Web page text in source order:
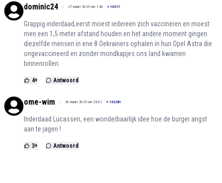
dominic24 27 maart 2025 om 1:48 + 10217
Grappig inderdaad,eerst moest iedereen zich vaccineren en moest
men een 1,5 meter afstand houden en het andere moment gingen
diezelfde mensen in ene 8 Oekrainers ophalen in hun Opel Astra die
ongevaccineerd en zonder mondkapjes ons land kwamen
binnenrollen.
4+ Antwoord
ome-wim 26 maart 2025 om 23:01 + 132281
Inderdaad Lucassen, een wonderbaarlijk idee hoe de burger angst
aan te jagen !
3+ Antwoord